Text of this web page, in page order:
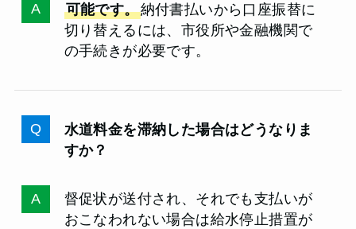
可能です。納付書払いから口座振替に
切り替えるには、市役所や金融機関で
の手続きが必要です。
水道料金を滞納した場合はどうなりま
すか？
督促状が送付され、それでも支払いが
おこなわれない場合は給水停止措置が